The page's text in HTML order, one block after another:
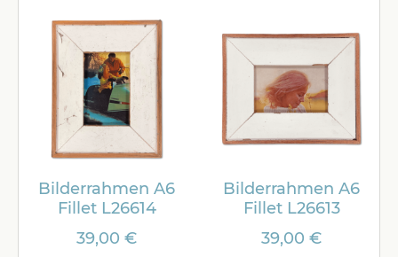
Bilderrahmen A6
Fillet L26614
39,00 €
Bilderrahmen A6
Fillet L26613
39,00 €